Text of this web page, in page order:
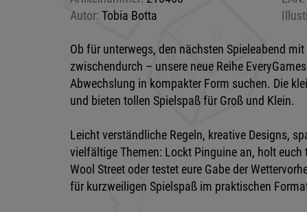
Autor: Tobia Botta
Ob für unterwegs, den nächsten Spieleabend
zwischendurch – unsere neue Reihe
Abwechslung in kompakter Form suchen. Die
und bieten tollen Spielspaß für Groß und Klein.
Leicht verständliche Regeln, kreative Designs,
vielfältige Themen: Lockt Pinguine an, holt
Wool Street oder testet eure Gabe der
für kurzweiligen Spielspaß im praktischen